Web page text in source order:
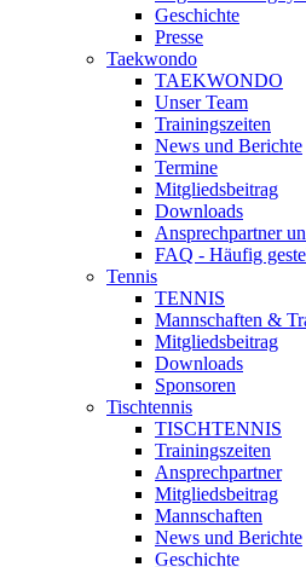
Geschichte
Presse
Taekwondo
TAEKWONDO
Unser Team
Trainingszeiten
News und Berichte
Termine
Mitgliedsbeitrag
Downloads
Ansprechpartner
FAQ - Häufig
Tennis
TENNIS
Mannschaften &
Mitgliedsbeitrag
Downloads
Sponsoren
Tischtennis
TISCHTENNIS
Trainingszeiten
Ansprechpartner
Mitgliedsbeitrag
Mannschaften
News und Berichte
Geschichte